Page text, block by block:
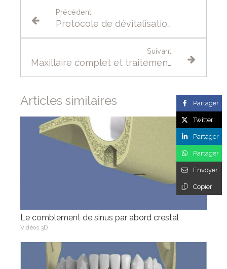
Précédent
Protocole de dévitalisation d'une dent ou traitement endodontique
Suivant
Maxillaire complet et traitement implantaire pour un bridge fixe scellé
Articles similaires
Le comblement de sinus par abord crestal
Vidéos 3D
Partager
Twitter
Partager
Partager
Envoyer
Copier